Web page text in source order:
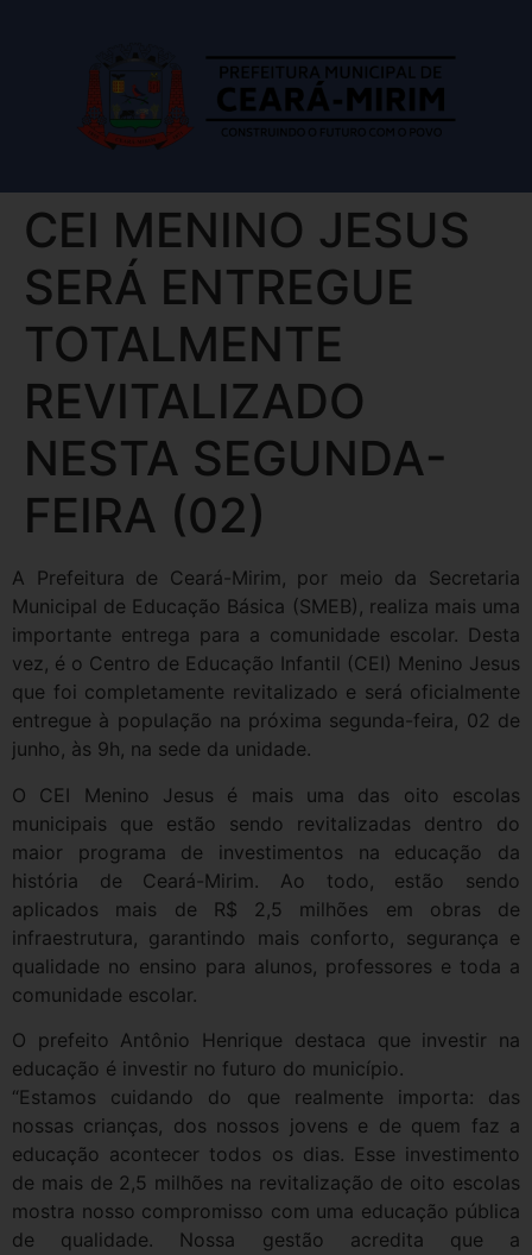
CEI MENINO JESUS
SERÁ ENTREGUE
TOTALMENTE
REVITALIZADO
NESTA SEGUNDA-
FEIRA (02)
A Prefeitura de Ceará-Mirim, por meio da Secretaria
Municipal de Educação Básica (SMEB), realiza mais uma
importante entrega para a comunidade escolar. Desta
vez, é o Centro de Educação Infantil (CEI) Menino Jesus
que foi completamente revitalizado e será oficialmente
entregue à população na próxima segunda-feira, 02 de
junho, às 9h, na sede da unidade.
O CEI Menino Jesus é mais uma das oito escolas
municipais que estão sendo revitalizadas dentro do
maior programa de investimentos na educação da
história de Ceará-Mirim. Ao todo, estão sendo
aplicados mais de R$ 2,5 milhões em obras de
infraestrutura, garantindo mais conforto, segurança e
qualidade no ensino para alunos, professores e toda a
comunidade escolar.
O prefeito Antônio Henrique destaca que investir na
educação é investir no futuro do município.
“Estamos cuidando do que realmente importa: das
nossas crianças, dos nossos jovens e de quem faz a
educação acontecer todos os dias. Esse investimento
de mais de 2,5 milhões na revitalização de oito escolas
mostra nosso compromisso com uma educação pública
de qualidade. Nossa gestão acredita que a